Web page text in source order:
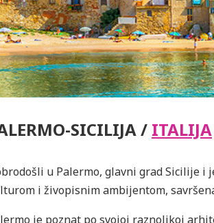
SICILIJA / ITALIJA
u Palermo, glavni grad Sicilije i
i živopisnim ambijentom,
je poznat po svojoj raznolikoj